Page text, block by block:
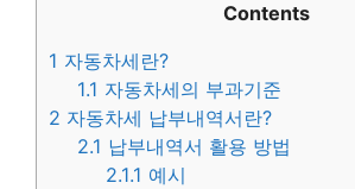
Contents
1 자동차세란?
1.1 자동차세의 부과기준
2 자동차세 납부내역서란?
2.1 납부내역서 활용 방법
2.1.1 예시